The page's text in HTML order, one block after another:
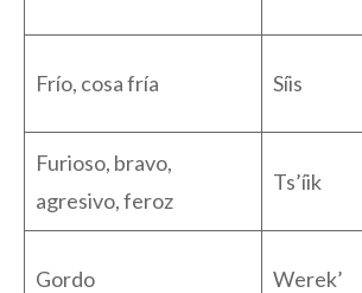
Frío, cosa fría Síis
Furioso, bravo,
agresivo, feroz
Ts’íik
Gordo Werek’